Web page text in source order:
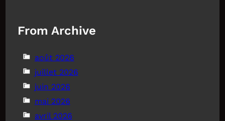
From Archive
août 2026
juillet 2026
juin 2026
mai 2026
avril 2026